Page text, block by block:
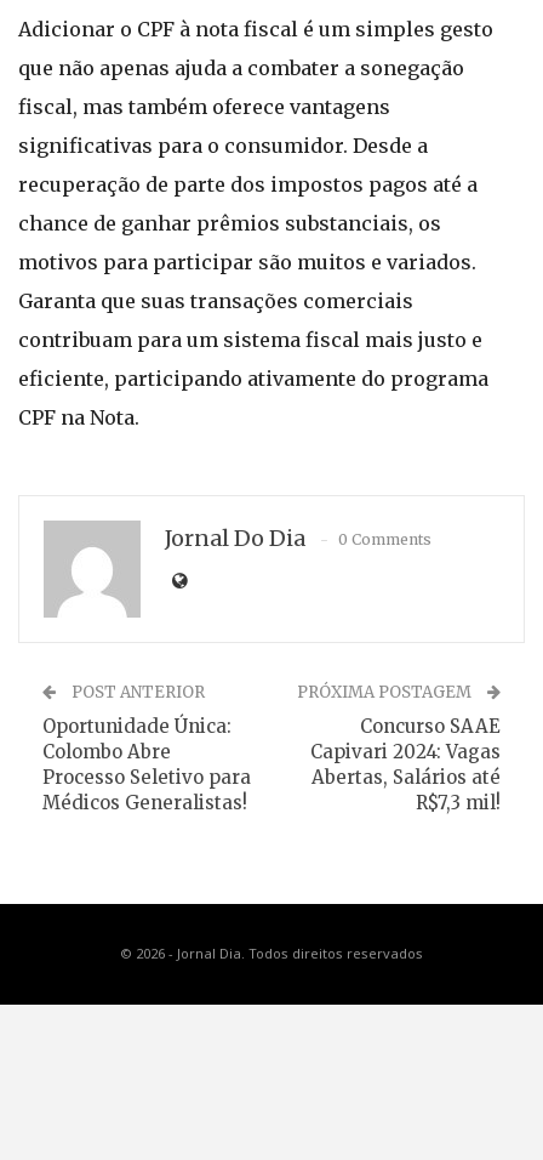
Adicionar o CPF à nota fiscal é um simples gesto
que não apenas ajuda a combater a sonegação
fiscal, mas também oferece vantagens
significativas para o consumidor. Desde a
recuperação de parte dos impostos pagos até a
chance de ganhar prêmios substanciais, os
motivos para participar são muitos e variados.
Garanta que suas transações comerciais
contribuam para um sistema fiscal mais justo e
eficiente, participando ativamente do programa
CPF na Nota.
Jornal Do Dia 0 Comments
POST ANTERIOR
Oportunidade Única:
Colombo Abre
Processo Seletivo para
Médicos Generalistas!
PRÓXIMA POSTAGEM
Concurso SAAE
Capivari 2024: Vagas
Abertas, Salários até
R$7,3 mil!
© 2026 - Jornal Dia. Todos direitos reservados